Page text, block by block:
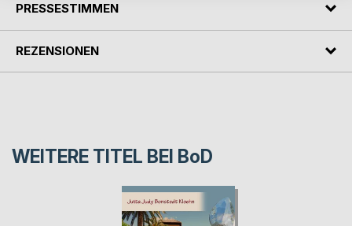
PRESSESTIMMEN
REZENSIONEN
WEITERE TITEL BEI BoD